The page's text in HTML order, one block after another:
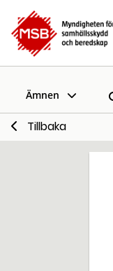
Ämnen
Tillbaka